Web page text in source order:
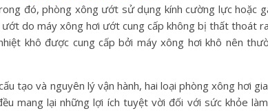
đó, phòng xông ướt sử dụng kính cường lực hoặc
do máy xông hơi ướt cung cấp không bị thất thoát
khô được cung cấp bởi máy xông hơi khô nên
tạo và nguyên lý vận hành, hai loại phòng xông hơi
mang lại những lợi ích tuyệt vời đối với sức khỏe